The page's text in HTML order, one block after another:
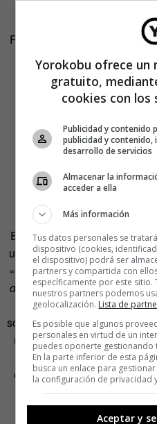
Frente a descripciones
que mezcla luchas,
pintor
—¿Y en
Se le aprieta la risa en la
dijo, al ver la galería por
En las salas se ven retratos
uno en el que a Cristo
«Madre, soy indignado». O
de los números malditos.
sentado sobre libros, una
sopa revuelta de letras. «El
recuerda ahora, «y trataron
cuestionarios, con
costó 70.000 euros y cinco
Yorokobu ofrece un
gratuito,
cookies con los
Publicidad y contenido
publicidad y contenido,
desarrollo de servicios
Almacenar la
acceder a ella
Más información
Tus datos personales se
dispositivo (cookies,
el dispositivo) podrá ser
partners y compartida con
específicamente por este
nuestros partners podemos
geolocalización. Lista de
Es posible que algunos
personales en virtud de un
puedes oponerte gestionando
En la parte inferior de esta
busca un enlace para
la configuración de privacidad
Aceptar y